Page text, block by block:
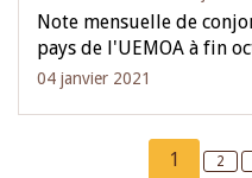
Note mensuelle de
pays de l'UEMOA à fin
04 janvier 2021
Current
1 Page
2